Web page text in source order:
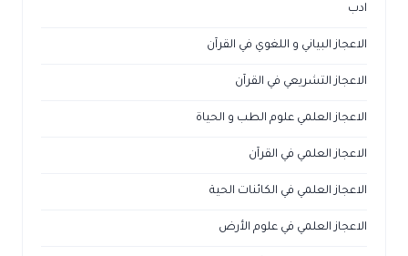
ادب
الاعجاز البياني و اللغوي في القرآن
الاعجاز التشريعي في القرآن
الاعجاز العلمي علوم الطب و الحياة
الاعجاز العلمي في القرآن
الاعجاز العلمي في الكائنات الحية
الاعجاز العلمي في علوم الأرض